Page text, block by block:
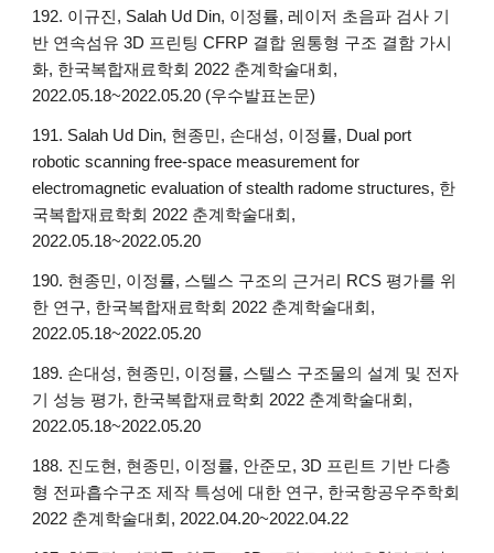
192. 이규진, Salah Ud Din, 이정률, 레이저 초음파 검사 기
반 연속섬유 3D 프린팅 CFRP 결합 원통형 구조 결함 가시
화, 한국복합재료학회 2022 춘계학술대회,
2022.05.18~2022.05.20 (우수발표논문)
191. Salah Ud Din, 현종민, 손대성, 이정률, Dual port
robotic scanning free-space measurement for
electromagnetic evaluation of stealth radome structures, 한
국복합재료학회 2022 춘계학술대회,
2022.05.18~2022.05.20
190. 현종민, 이정률, 스텔스 구조의 근거리 RCS 평가를 위
한 연구, 한국복합재료학회 2022 춘계학술대회,
2022.05.18~2022.05.20
189. 손대성, 현종민, 이정률, 스텔스 구조물의 설계 및 전자
기 성능 평가, 한국복합재료학회 2022 춘계학술대회,
2022.05.18~2022.05.20
188. 진도현, 현종민, 이정률, 안준모, 3D 프린트 기반 다층
형 전파흡수구조 제작 특성에 대한 연구, 한국항공우주학회
2022 춘계학술대회, 2022.04.20~2022.04.22